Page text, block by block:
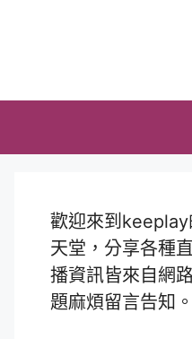
歡迎來到
天堂，分享各種
播資訊皆來自網
題麻煩留言告知